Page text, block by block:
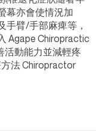
幕亦會使情況加
手臂/手部麻痺等，
Agape Chiropractic
活動能力並減輕疼
法 Chiropractor